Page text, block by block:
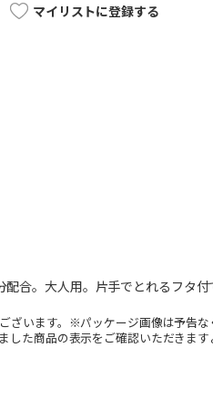
マイリストに登録する
合。大人用。片手でとれるフタ付
ざいます。※パッケージ画像は予告
した商品の表示をご確認いただきます